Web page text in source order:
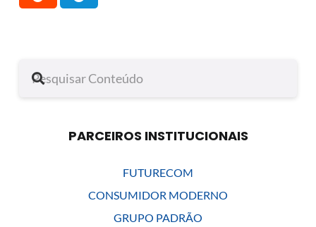
PARCEIROS INSTITUCIONAIS
FUTURECOM
CONSUMIDOR MODERNO
GRUPO PADRÃO